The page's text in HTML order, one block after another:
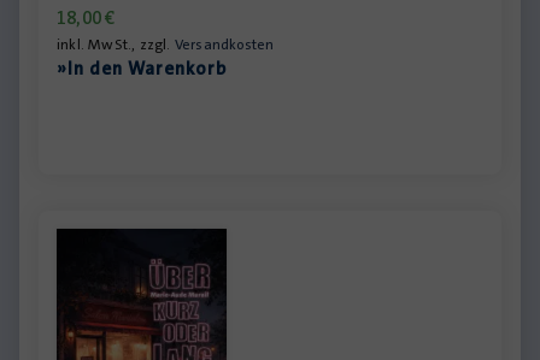
18,00€
inkl. MwSt., zzgl. Versandkosten
»In den Warenkorb